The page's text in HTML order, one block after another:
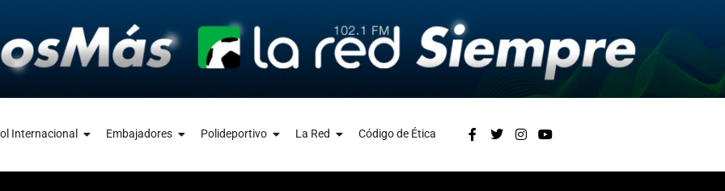
Internacional Embajadores Polideportivo La Red Código de Ética